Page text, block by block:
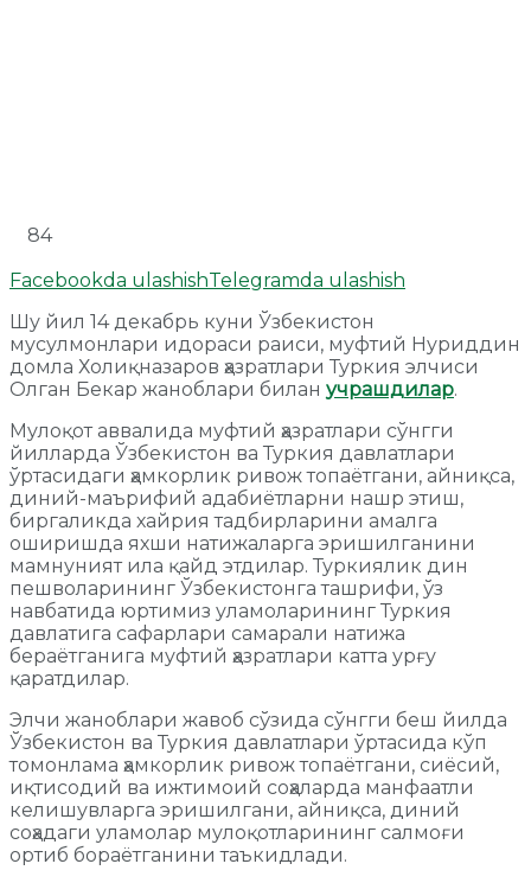
84
Facebookda ulashishTelegramda ulashish
Шу йил 14 декабрь куни Ўзбекистон
мусулмонлари идораси раиси, муфтий Нуриддин
домла Холиқназаров ҳазратлари Туркия элчиси
Олган Бекар жаноблари билан учрашдилар.
Мулоқот аввалида муфтий ҳазратлари сўнгги
йилларда Ўзбекистон ва Туркия давлатлари
ўртасидаги ҳамкорлик ривож топаётгани, айниқса,
диний-маърифий адабиётларни нашр этиш,
биргаликда хайрия тадбирларини амалга
оширишда яхши натижаларга эришилганини
мамнуният ила қайд этдилар. Туркиялик дин
пешволарининг Ўзбекистонга ташрифи, ўз
навбатида юртимиз уламоларининг Туркия
давлатига сафарлари самарали натижа
бераётганига муфтий ҳазратлари катта урғу
қаратдилар.
Элчи жаноблари жавоб сўзида сўнгги беш йилда
Ўзбекистон ва Туркия давлатлари ўртасида кўп
томонлама ҳамкорлик ривож топаётгани, сиёсий,
иқтисодий ва ижтимоий соҳаларда манфаатли
келишувларга эришилгани, айниқса, диний
соҳадаги уламолар мулоқотларининг салмоғи
ортиб бораётганини таъкидлади.